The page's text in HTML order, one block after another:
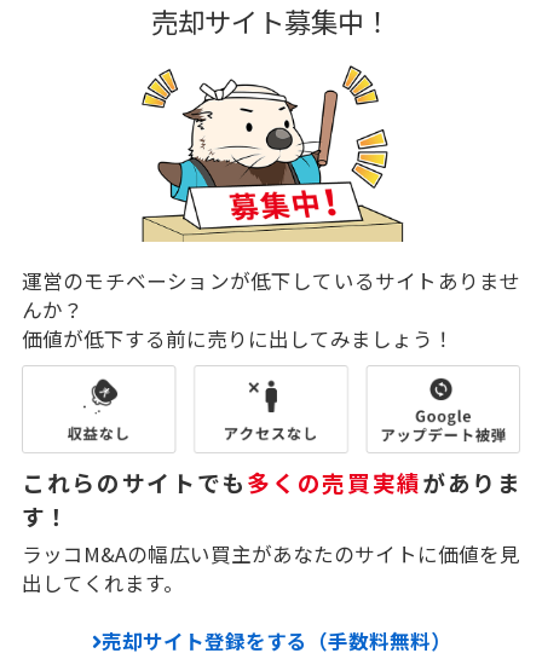
売却サイト募集中！
運営のモチベーションが低下しているサイトありませ
んか？
価値が低下する前に売りに出してみましょう！
これらのサイトでも多くの売買実績がありま
す！
ラッコM&Aの幅広い買主があなたのサイトに価値を見
出してくれます。
売却サイト登録をする（手数料無料）